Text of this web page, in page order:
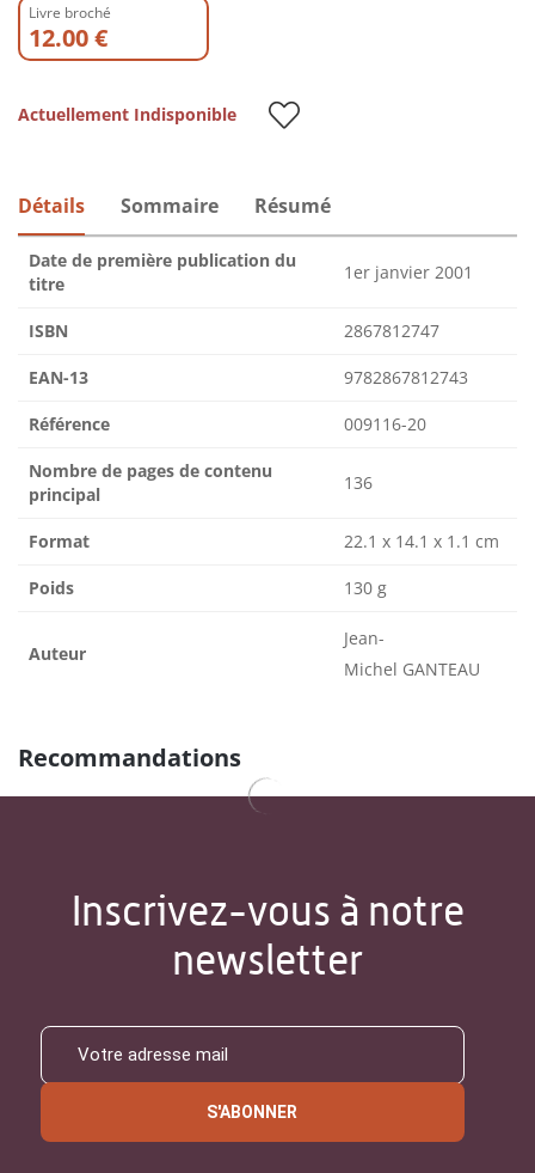
Livre broché
12.00 €
Actuellement Indisponible
Détails Sommaire Résumé
Date de première publication du
titre
1er janvier 2001
ISBN 2867812747
EAN-13 9782867812743
Référence 009116-20
Nombre de pages de contenu
principal
136
Format 22.1 x 14.1 x 1.1 cm
Poids 130 g
Auteur
Jean-
Michel GANTEAU
Recommandations
Inscrivez-vous à notre
newsletter
S'ABONNER